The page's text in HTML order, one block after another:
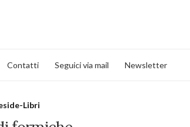
Contatti Seguici via mail Newsletter
Libri